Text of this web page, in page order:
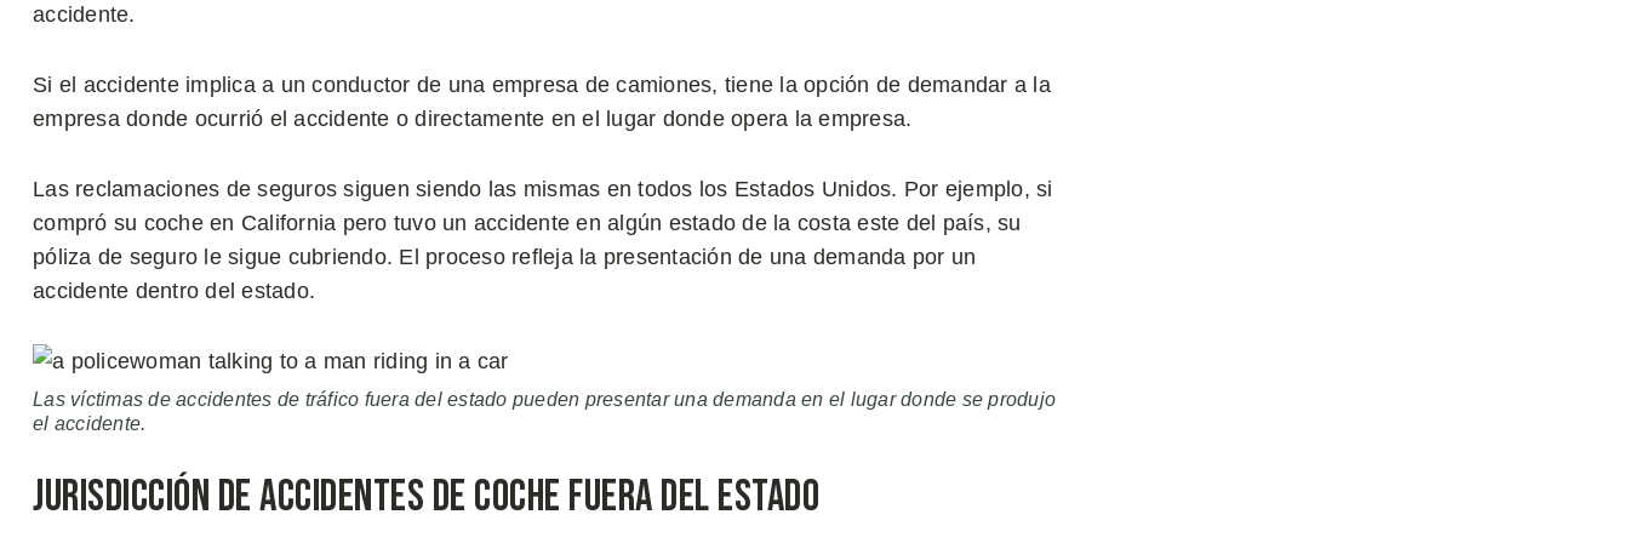
accidente.
Si el accidente implica a un conductor de una empresa de camiones, tiene la opción de demandar a la
empresa donde ocurrió el accidente o directamente en el lugar donde opera la empresa.
Las reclamaciones de seguros siguen siendo las mismas en todos los Estados Unidos. Por ejemplo, si
compró su coche en California pero tuvo un accidente en algún estado de la costa este del país, su
póliza de seguro le sigue cubriendo. El proceso refleja la presentación de una demanda por un
accidente dentro del estado.
Las víctimas de accidentes de tráfico fuera del estado pueden presentar una demanda en el lugar donde se produjo
el accidente.
Jurisdicción de Accidentes de Coche Fuera del Estado